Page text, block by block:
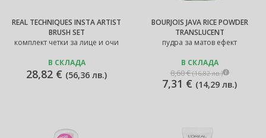
REAL TECHNIQUES INSTA ARTIST
BRUSH SET
комплект четки за лице и очи
В СКЛАДА
28,82 € (56,36 лв.)
BOURJOIS JAVA RICE POWDER
TRANSLUCENT
пудра за матов ефект
В СКЛАДА
8,60 €(16,82 лв.)
7,31 € (14,29 лв.)